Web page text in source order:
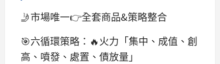
🤳市場唯一👉全套商品&策略整合
🎯六循環策略：🔥火力「集中、成值、創
高、噴發、處置、債放量」